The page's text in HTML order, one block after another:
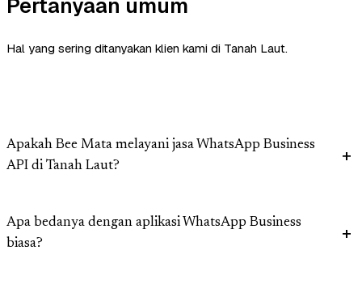
Pertanyaan umum
Hal yang sering ditanyakan klien kami di Tanah Laut.
Apakah Bee Mata melayani jasa WhatsApp Business
API di Tanah Laut?
Apa bedanya dengan aplikasi WhatsApp Business
biasa?